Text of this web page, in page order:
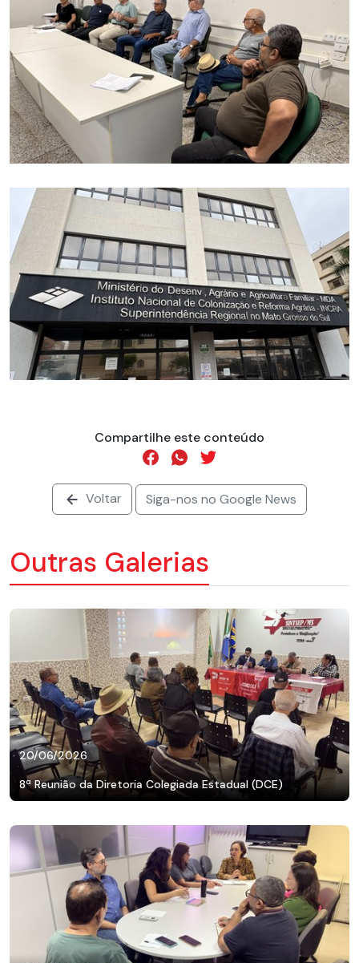
Compartilhe este conteúdo
Voltar Siga-nos no Google News
Outras Galerias
20/06/2026
8ª Reunião da Diretoria Colegiada Estadual (DCE)